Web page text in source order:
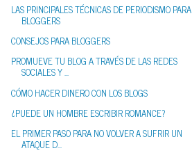
LAS PRINCIPALES TÉCNICAS DE PERIODISMO PARA
BLOGGERS
CONSEJOS PARA BLOGGERS
PROMUEVE TU BLOG A TRAVÉS DE LAS REDES
SOCIALES Y ...
CÓMO HACER DINERO CON LOS BLOGS
¿PUEDE UN HOMBRE ESCRIBIR ROMANCE?
EL PRIMER PASO PARA NO VOLVER A SUFRIR UN
ATAQUE D...